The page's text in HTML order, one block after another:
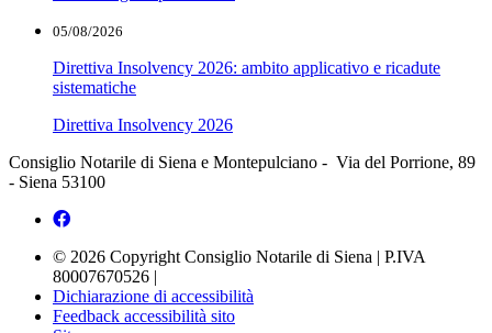
05/08/2026
Direttiva Insolvency 2026: ambito applicativo e ricadute
sistematiche
Direttiva Insolvency 2026
Consiglio Notarile di Siena e Montepulciano - Via del Porrione, 89
- Siena 53100
© 2026 Copyright Consiglio Notarile di Siena | P.IVA
80007670526 |
Dichiarazione di accessibilità
Feedback accessibilità sito